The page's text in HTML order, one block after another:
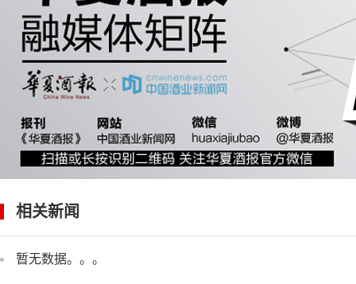
相关新闻
暂无数据。。。